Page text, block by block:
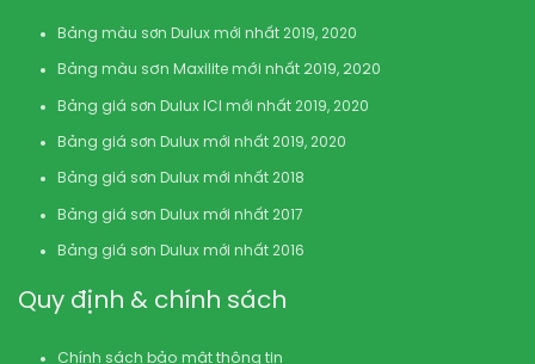
Bảng màu sơn Dulux mới nhất 2019, 2020
Bảng màu sơn Maxilite mới nhất 2019, 2020
Bảng giá sơn Dulux ICI mới nhất 2019, 2020
Bảng giá sơn Dulux mới nhất 2019, 2020
Bảng giá sơn Dulux mới nhất 2018
Bảng giá sơn Dulux mới nhất 2017
Bảng giá sơn Dulux mới nhất 2016
Quy định & chính sách
Chính sách bảo mật thông tin